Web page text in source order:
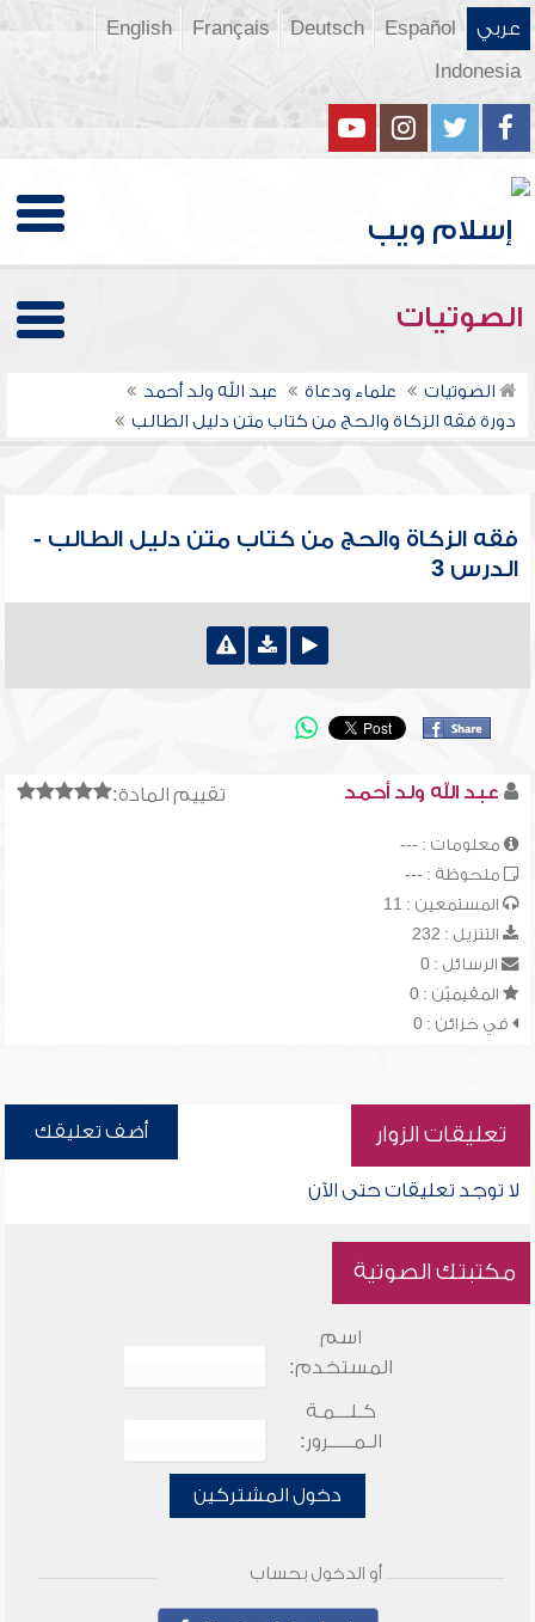
عربي Español
Deutsch
Français
English
Indonesia
الصوتيات
الصوتيات علماء ودعاة
عبد الله ولد أحمد
دورة فقه الزكاة والحج من كتاب متن دليل الطالب
فقه الزكاة والحج من كتاب متن دليل الطالب -
الدرس 3
تقييم المادة: عبد الله ولد أحمد
معلومات : ---
ملحوظة : ---
المستمعين : 11
التنزيل : 232
الرسائل : 0
المقيميّن : 0
في خزائن : 0
تعليقات الزوار أضف تعليقك
لا توجد تعليقات حتى الآن
مكتبتك الصوتية
اسم
المستخدم:
كـلـــمـة
الـمـــــرور:
دخول المشتركين
أو الدخول بحساب